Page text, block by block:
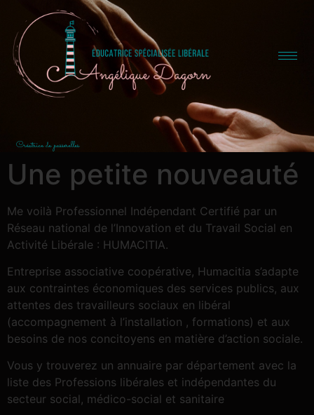
Créatrice de passerelles
Une petite nouveauté
Me voilà Professionnel Indépendant Certifié par un
Réseau national de l’Innovation et du Travail Social en
Activité Libérale : HUMACITIA.
Entreprise associative coopérative, Humacitia s’adapte
aux contraintes économiques des services publics, aux
attentes des travailleurs sociaux en libéral
(accompagnement à l’installation , formations) et aux
besoins de nos concitoyens en matière d’action sociale.
Vous y trouverez un annuaire par département avec la
liste des Professions libérales et indépendantes du
secteur social, médico-social et sanitaire